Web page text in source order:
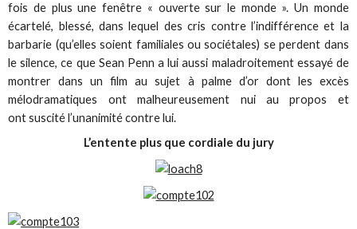
fois de plus une fenêtre « ouverte sur le monde ». Un monde
écartelé, blessé, dans lequel des cris contre l’indifférence et la
barbarie (qu’elles soient familiales ou sociétales) se perdent dans
le silence, ce que Sean Penn a lui aussi maladroitement essayé de
montrer dans un film au sujet à palme d’or dont les excès
mélodramatiques ont malheureusement nui au propos et
ont suscité l’unanimité contre lui.
L’entente plus que cordiale du jury